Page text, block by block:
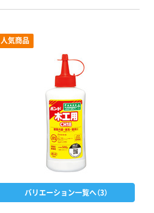
人気商品
バリエーション一覧へ（3）